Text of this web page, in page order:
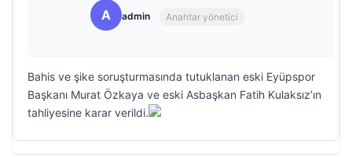
A admin Anahtar yönetici
Bahis ve şike soruşturmasında tutuklanan eski Eyüpspor
Başkanı Murat Özkaya ve eski Asbaşkan Fatih Kulaksız’ın
tahliyesine karar verildi.